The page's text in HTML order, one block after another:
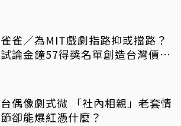
雀雀／為MIT戲劇指路抑或擋路？
試論金鐘57得獎名單創造台灣價值
台偶像劇式微 「社內相親」老套情
節卻能爆紅憑什麼？